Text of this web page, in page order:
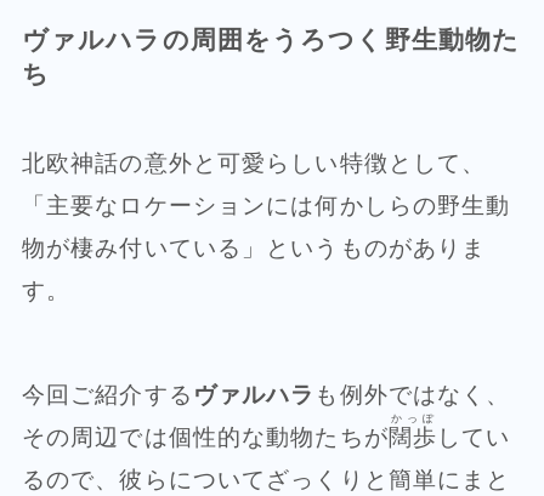
ヴァルハラの周囲をうろつく野生動物た
ち
北欧神話の意外と可愛らしい特徴として、
「主要なロケーションには何かしらの野生動
物が棲み付いている」というものがありま
す。
今回ご紹介する ヴァルハラ も例外ではなく、
その周辺では個性的な動物たちが闊歩
かっぽ
してい
るので、彼らについてざっくりと簡単にまと